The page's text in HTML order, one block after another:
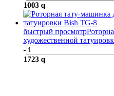
1003 q
быстрый просмотр
художественной
-
1723 q